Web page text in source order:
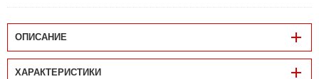
ОПИСАНИЕ
ХАРАКТЕРИСТИКИ